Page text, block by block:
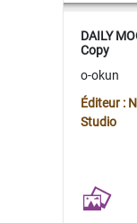
DAILY
Copy
o-okun
Éditeur :
Studio